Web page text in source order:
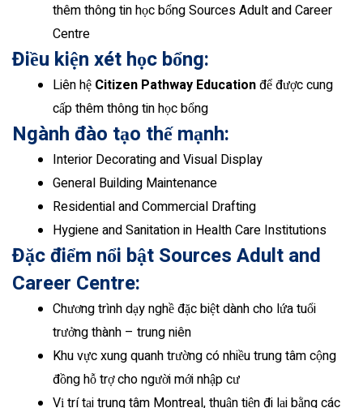
thêm thông tin học bổng Sources Adult and Career
Centre
Điều kiện xét học bổng:
Liên hệ Citizen Pathway Educationđể được cung
cấp thêm thông tin học bổng
Ngành đào tạo thế mạnh:
Interior Decorating and Visual Display
General Building Maintenance
Residential and Commercial Drafting
Hygiene and Sanitation in Health Care Institutions
Đặc điểm nổi bật Sources Adult and
Career Centre:
Chương trình dạy nghề đặc biệt dành cho lứa tuổi
trưởng thành – trung niên
Khu vực xung quanh trường có nhiều trung tâm cộng
đồng hỗ trợ cho người mới nhập cư
Vị trí tại trung tâm Montreal, thuận tiện đi lại bằng các